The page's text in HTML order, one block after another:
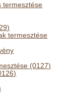
termesztése
termesztése
(0127)